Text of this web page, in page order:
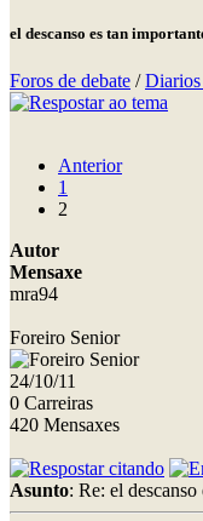
el descanso es tan
Foros de debate /Diarios
Anterior
1
2
Autor
Mensaxe
mra94
Foreiro Senior
24/10/11
0 Carreiras
420 Mensaxes
Asunto: Re: el